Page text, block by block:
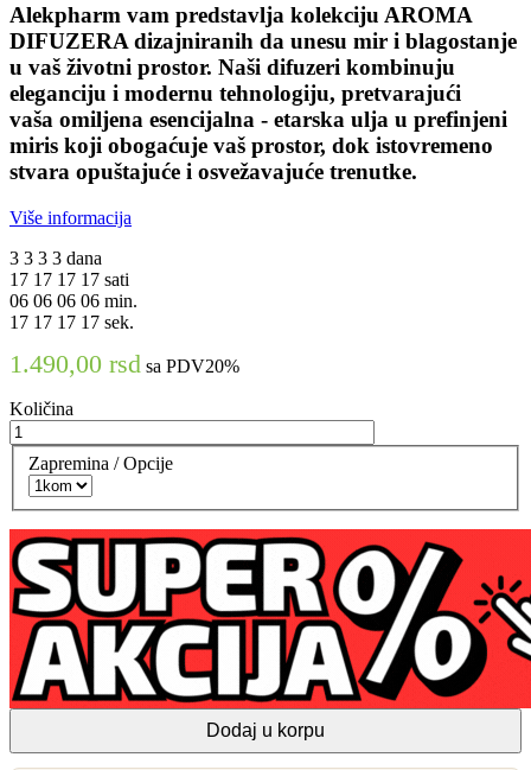
Alekpharm vam predstavlja kolekciju AROMA
DIFUZERA dizajniranih da unesu mir i blagostanje
u vaš životni prostor. Naši difuzeri kombinuju
eleganciju i modernu tehnologiju, pretvarajući
vaša omiljena esencijalna - etarska ulja u prefinjeni
miris koji obogaćuje vaš prostor, dok istovremeno
stvara opuštajuće i osvežavajuće trenutke.
Više informacija
3 3 3 3 dana
17 17 17 17 sati
06 06 06 06 min.
16 16 16 16 sek.
1.490,00 rsd sa PDV20%
Količina
Zapremina / Opcije
Dodaj u korpu